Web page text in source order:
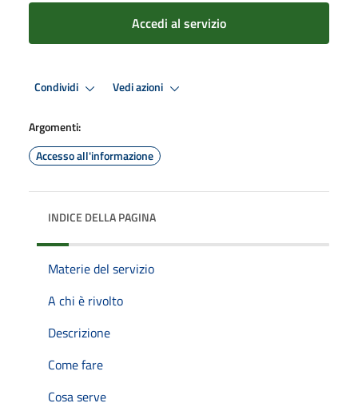
Accedi al servizio
Condividi Vedi azioni
Argomenti:
Accesso all'informazione
INDICE DELLA PAGINA
Materie del servizio
A chi è rivolto
Descrizione
Come fare
Cosa serve